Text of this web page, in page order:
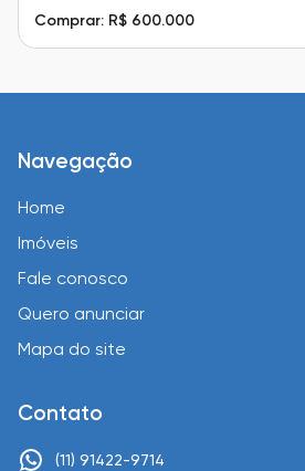
Comprar: R$ 600.000
Navegação
Home
Imóveis
Fale conosco
Quero anunciar
Mapa do site
Contato
(11) 91422-9714